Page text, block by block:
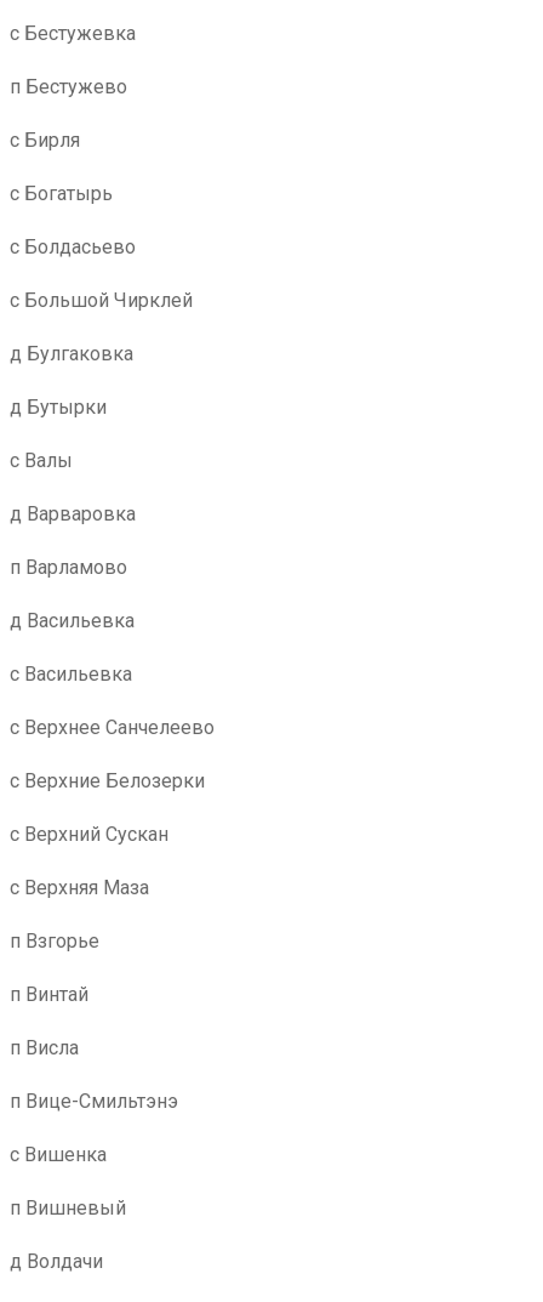
с Бестужевка
п Бестужево
с Бирля
с Богатырь
с Болдасьево
с Большой Чирклей
д Булгаковка
д Бутырки
с Валы
д Варваровка
п Варламово
д Васильевка
с Васильевка
с Верхнее Санчелеево
с Верхние Белозерки
с Верхний Сускан
с Верхняя Маза
п Взгорье
п Винтай
п Висла
п Вице-Смильтэнэ
с Вишенка
п Вишневый
д Волдачи